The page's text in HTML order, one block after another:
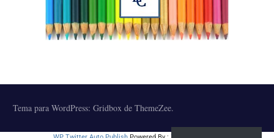
Tema para WordPress: Gridbox de ThemeZee.